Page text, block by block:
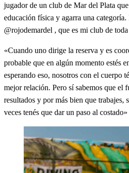
jugador de un club de Mar del Plata
educación física y agarra una
@rojodemardel , que es mi club de
«Cuando uno dirige la reserva y es
probable que en algún momento estés
esperando eso, nosotros con el cuerpo
mejor relación. Pero sí sabemos que el
resultados y por más bien que trabajes,
veces tenés que dar un paso al